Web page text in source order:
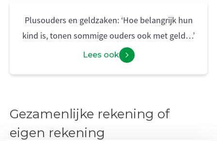
Plusouders en geldzaken: ‘Hoe belangrijk hun
kind is, tonen sommige ouders ook met geld…’
Lees ook
Gezamenlijke rekening of
eigen rekening